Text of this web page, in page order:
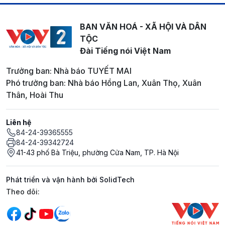
BAN VĂN HOÁ - XÃ HỘI VÀ DÂN
TỘC
Đài Tiếng nói Việt Nam
Trưởng ban: Nhà báo TUYẾT MAI
Phó trưởng ban: Nhà báo Hồng Lan, Xuân Thọ, Xuân
Thân, Hoài Thu
Liên hệ
84-24-39365555
84-24-39342724
41-43 phố Bà Triệu, phường Cửa Nam, TP. Hà Nội
Phát triển và vận hành bởi SolidTech
Mạng xã hội
Theo dõi: